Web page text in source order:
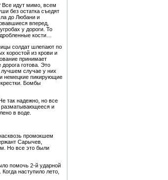
Все идут мимо, всем
без остатка съедят
до Любани и
вперед,
у дороги. То
кости…
солдат шлепают по
коростой из крови и
принимает
готова. Это
лучшем случае у них
немецкие пикирующие
Бомбы
так надежно, но все
разматывающееся и
в воде.
промокшем
Сарычев,
Но все это были
помочь 2-й ударной
наступило лето,